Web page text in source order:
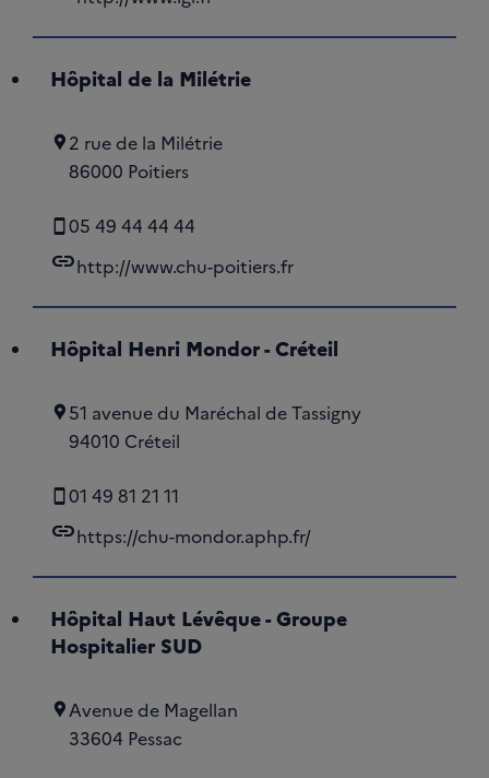
Hôpital de la Milétrie
2 rue de la Milétrie
86000 Poitiers
05 49 44 44 44
linkhttp://www.chu-poitiers.fr
Hôpital Henri Mondor - Créteil
51 avenue du Maréchal de Tassigny
94010 Créteil
01 49 81 21 11
linkhttps://chu-mondor.aphp.fr/
Hôpital Haut Lévêque - Groupe
Hospitalier SUD
Avenue de Magellan
33604 Pessac